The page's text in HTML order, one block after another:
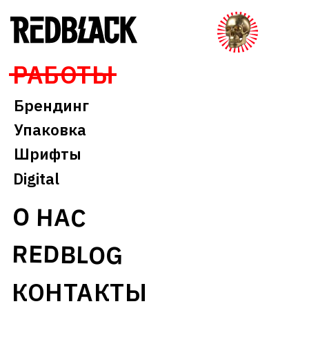
О НАС
КОНТАКТЫ
РАБОТЫ
REDBLOG
Брендинг
Шрифты
Упаковка
Digital